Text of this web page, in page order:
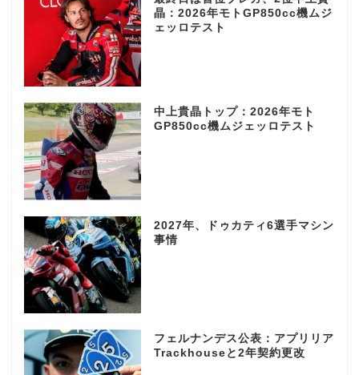
晶：2026年モトGP850cc機ムジ
ェッロテスト
中上貴晶トップ：2026年モト
GP850cc機ムジェッロテスト
2027年、ドゥカティ6選手マシン
事情
フェルナンデス公表：アプリリア
Trackhouseと2年契約更改